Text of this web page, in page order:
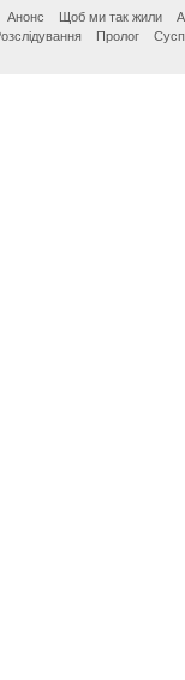
Анонс Щоб ми так жили
Пролог